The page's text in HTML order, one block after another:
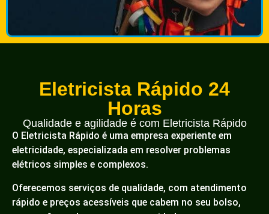
Eletricista Rápido 24
Horas
Qualidade e agilidade é com Eletricista Rápido
O Eletricista Rápido é uma empresa experiente em
eletricidade, especializada em resolver problemas
elétricos simples e complexos.
Oferecemos serviços de qualidade, com atendimento
rápido e preços acessíveis que cabem no seu bolso,